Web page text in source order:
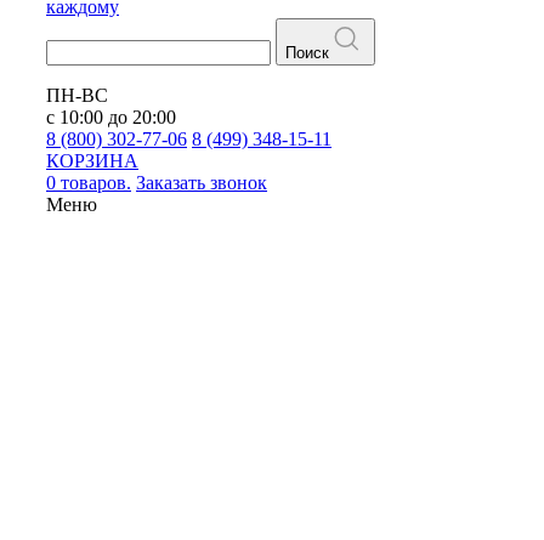
каждому
Поиск
ПН-ВС
с 10:00 до 20:00
8 (800) 302-77-06 8 (499) 348-15-11
КОРЗИНА
0 товаров. Заказать звонок
Меню